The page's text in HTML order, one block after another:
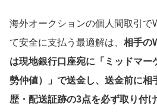
海外オークションの個人間取引で
て安全に支払う最適解は、 相手の
は現地銀行口座宛に「ミッドマー
勢仲値）」で送金し、送金前に相
歴・配送証跡の3点を必ず取り付